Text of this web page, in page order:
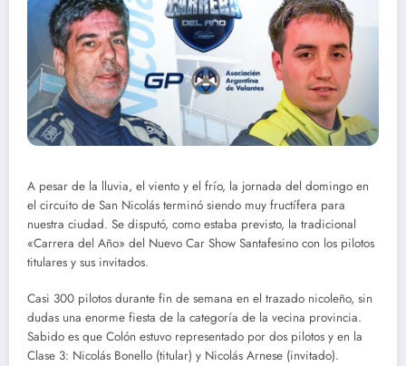
A pesar de la lluvia, el viento y el frío, la jornada del domingo en
el circuito de San Nicolás terminó siendo muy fructífera para
nuestra ciudad. Se disputó, como estaba previsto, la tradicional
«Carrera del Año» del Nuevo Car Show Santafesino con los pilotos
titulares y sus invitados.
Casi 300 pilotos durante fin de semana en el trazado nicoleño, sin
dudas una enorme fiesta de la categoría de la vecina provincia.
Sabido es que Colón estuvo representado por dos pilotos y en la
Clase 3: Nicolás Bonello (titular) y Nicolás Arnese (invitado).